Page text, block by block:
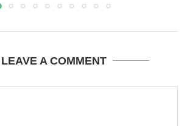
LEAVE A COMMENT